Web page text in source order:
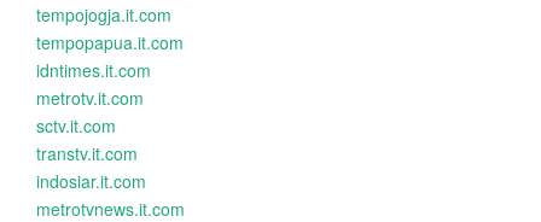
tempojogja.it.com
tempopapua.it.com
idntimes.it.com
metrotv.it.com
sctv.it.com
transtv.it.com
indosiar.it.com
metrotvnews.it.com